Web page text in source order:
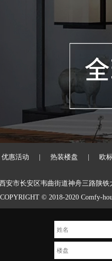
优惠活动 热装楼盘 欧
安市长安区韦曲街道神舟三路陕铁
© 2018-2020 Comfy-